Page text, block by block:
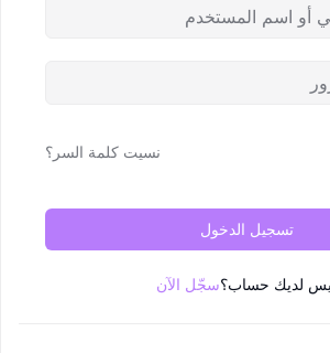
نسيت كلمة السر؟
تسجيل الدخول
لديك حساب؟سجّل الآن